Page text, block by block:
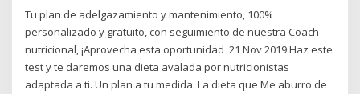
Tu plan de adelgazamiento y mantenimiento, 100%
personalizado y gratuito, con seguimiento de nuestra Coach
nutricional, ¡Aprovecha esta oportunidad 21 Nov 2019 Haz este
test y te daremos una dieta avalada por nutricionistas
adaptada a ti. Un plan a tu medida. La dieta que Me aburro de